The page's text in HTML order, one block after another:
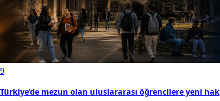
9
Türkiye’de mezun olan uluslararası öğrencilere yeni hak